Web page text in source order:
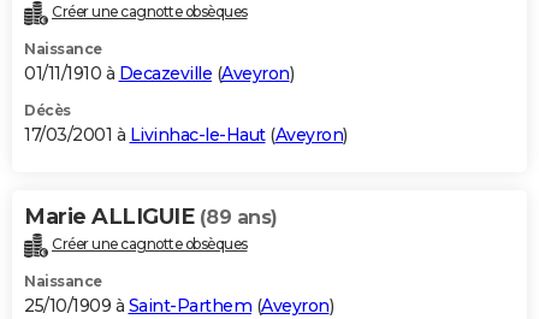
Créer une cagnotte obsèques
Naissance
01/11/1910 à Decazeville (Aveyron)
Décès
17/03/2001 à Livinhac-le-Haut(Aveyron)
Marie ALLIGUIE (89 ans)
Créer une cagnotte obsèques
Naissance
25/10/1909 à Saint-Parthem (Aveyron)